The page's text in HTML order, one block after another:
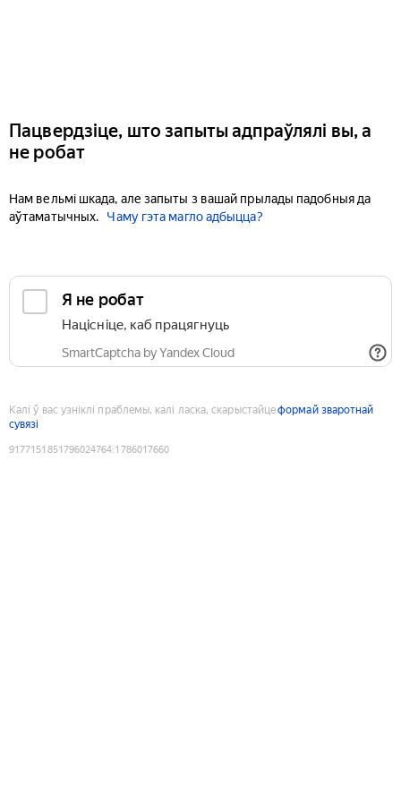
Пацвердзіце, што запыты адпраўлялі вы, а
не робат
Нам вельмі шкада, але запыты з вашай прылады падобныя да
аўтаматычных.
Чаму гэта магло адбыцца?
Я не робат
Націсніце, каб працягнуць
SmartCaptcha by Yandex Cloud
Калі ў вас узніклі праблемы, калі ласка, скарыстайцеформай зваротнай
сувязі
9177151851796024764:1786017660